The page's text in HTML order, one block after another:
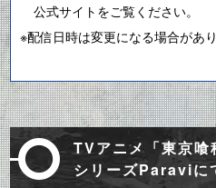
公式サイトをご覧ください。
※配信日時は変更になる場合があり
TVアニメ「東京喰
シリーズParaviに